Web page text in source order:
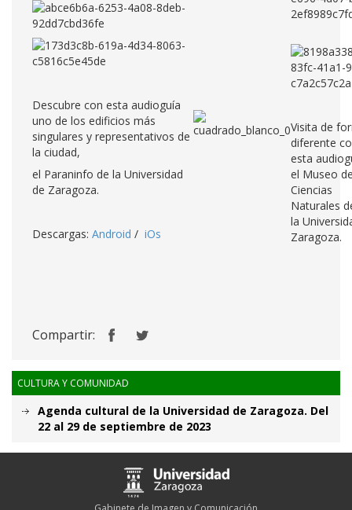
Descubre con esta audioguía
uno de los edificios más
singulares y representativos de
la ciudad,
el Paraninfo de la Universidad
de Zaragoza.
Descargas: Android / iOs
Visita de
diferente
esta
el Museo
Ciencias
Naturales
la
Zaragoza.
Compartir:
CULTURA Y COMUNIDAD
Agenda cultural de la Universidad de Zaragoza. Del
22 al 29 de septiembre de 2023